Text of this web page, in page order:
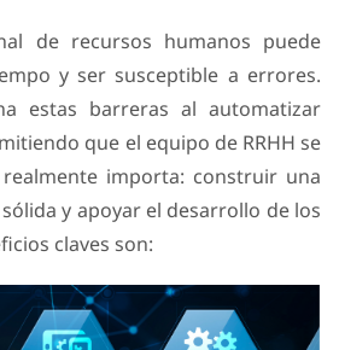
de recursos humanos puede
y ser susceptible a errores.
estas barreras al automatizar
que el equipo de RRHH se
importa: construir una
y apoyar el desarrollo de los
claves son: